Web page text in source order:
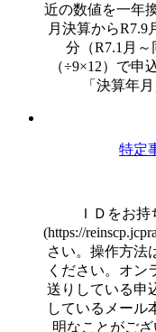
近の数値を一年
月決算からR7.9
分（R7.1月
（÷9×12）で
「決算年
特定
ＩＤをお
(https://
さい。操作方法
ください。オン
送りしている申
しているメール
明なことがご